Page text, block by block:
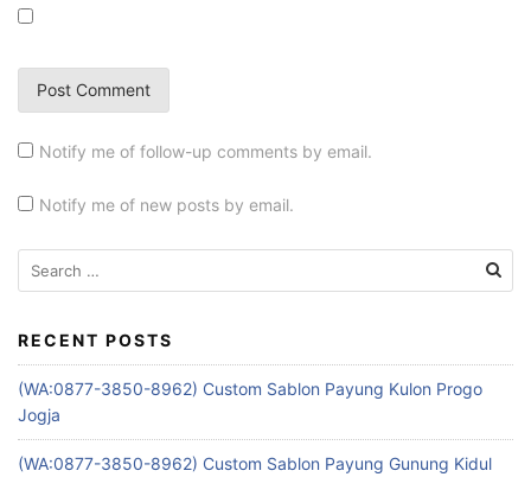
Notify me of follow-up comments by email.
Notify me of new posts by email.
Search
for:
RECENT POSTS
(WA:0877-3850-8962) Custom Sablon Payung Kulon Progo
Jogja
(WA:0877-3850-8962) Custom Sablon Payung Gunung Kidul